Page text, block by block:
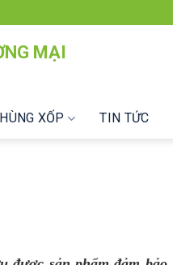
MẠI
XỐP TIN TỨC